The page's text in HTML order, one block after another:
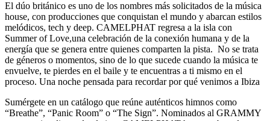
El dúo británico es uno de los nombres más solicitados de la música
house, con producciones que conquistan el mundo y abarcan estilos
melódicos, tech y deep. CAMELPHAT regresa a la isla con
Summer of Love,una celebración de la conexión humana y de la
energía que se genera entre quienes comparten la pista. No se trata
de géneros o momentos, sino de lo que sucede cuando la música te
envuelve, te pierdes en el baile y te encuentras a ti mismo en el
proceso. Una noche pensada para recordar por qué venimos a Ibiza
Sumérgete en un catálogo que reúne auténticos himnos como
“Breathe”, “Panic Room” o “The Sign”. Nominados al GRAMMY